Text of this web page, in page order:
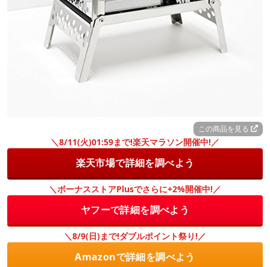
この商品を見る
＼8/11(火)01:59まで!楽天マラソン開催中!／
楽天市場で詳細を調べよう
＼ボーナスストアPlusでさらに+2%開催中!／
ヤフーで詳細を調べよう
＼8/9(日)まで!ダブルポイント祭り!／
Amazonで詳細を調べよう